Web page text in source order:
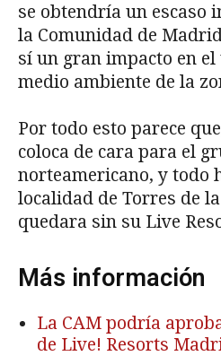
se obtendría un escaso
la Comunidad de
sí un gran impacto en
medio ambiente de la
Por todo esto parece
coloca de cara para el
norteamericano, y todo
localidad de Torres de
quedara sin su Live
Más información
La CAM podría
de Live! Resorts